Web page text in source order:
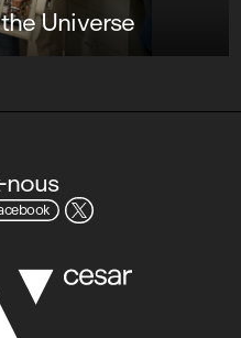
Universe